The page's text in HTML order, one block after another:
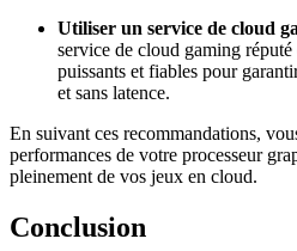
Utiliser un service de cloud
service de cloud gaming
puissants et fiables pour
et sans latence.
En suivant ces recommandations,
performances de votre processeur
pleinement de vos jeux en cloud.
Conclusion